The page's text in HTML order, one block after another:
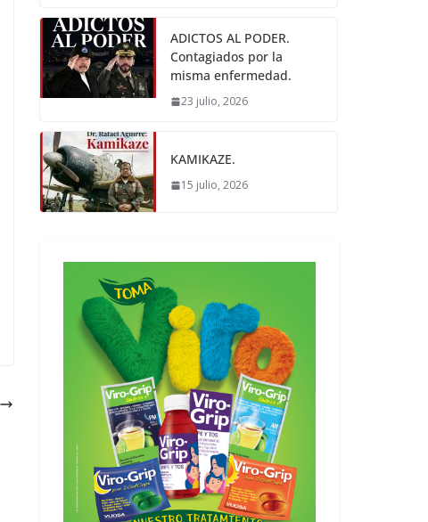
ADICTOS AL PODER.
Contagiados por la
misma enfermedad.
23 julio, 2026
KAMIKAZE.
15 julio, 2026